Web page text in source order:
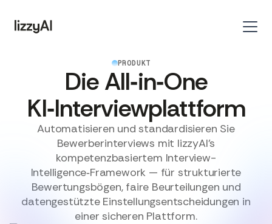
PRODUKT
Die All‑in‑One
KI‑Interviewplattform
Automatisieren und standardisieren Sie
Bewerberinterviews mit lizzyAI's
kompetenzbasiertem Interview-
Intelligence‑Framework — für strukturierte
Bewertungsbögen, faire Beurteilungen und
datengestützte Einstellungsentscheidungen in
einer sicheren Plattform.